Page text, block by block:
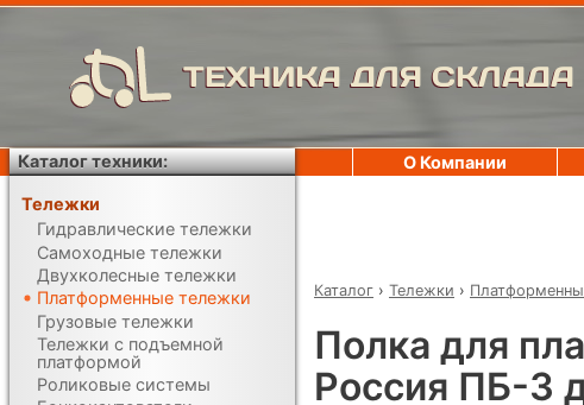
ТЕХНИКА ДЛЯ СКЛАДА
Каталог › Тележки ›
Полка для
Россия ПБ-3
О Компании
Каталог техники:
Тележки
Гидравлические тележки
Самоходные тележки
Двухколесные тележки
Платформенные тележки
Грузовые тележки
Тележки с подъемной
платформой
Роликовые системы